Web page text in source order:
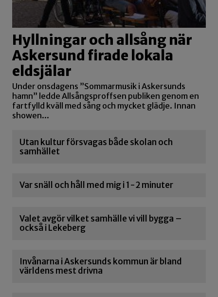
Hyllningar och allsång när
Askersund firade lokala
eldsjälar
Under onsdagens ”Sommarmusik i Askersunds
hamn” ledde Allsångsproffsen publiken genom en
fartfylld kväll med sång och mycket glädje. Innan
showen...
Utan kultur försvagas både skolan och
samhället
Var snäll och håll med mig i 1-2 minuter
Valet avgör vilket samhälle vi vill bygga –
också i Lekeberg
Invånarna i Askersunds kommun är bland
världens mest drivna